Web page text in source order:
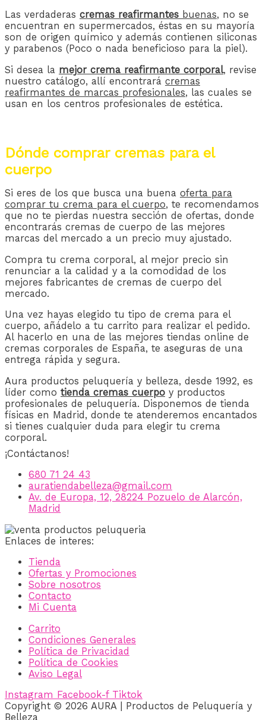
Las verdaderas cremas reafirmantes buenas, no se
encuentran en supermercados, éstas en su mayoría
son de origen químico y además contienen siliconas
y parabenos (Poco o nada beneficioso para la piel).
Si desea la mejor crema reafirmante corporal, revise
nuestro catálogo, allí encontrará cremas
reafirmantes de marcas profesionales, las cuales se
usan en los centros profesionales de estética.
Dónde comprar cremas para el
cuerpo
Si eres de los que busca una buena oferta para
comprar tu crema para el cuerpo, te recomendamos
que no te pierdas nuestra sección de ofertas, donde
encontrarás cremas de cuerpo de las mejores
marcas del mercado a un precio muy ajustado.
Compra tu crema corporal, al mejor precio sin
renunciar a la calidad y a la comodidad de los
mejores fabricantes de cremas de cuerpo del
mercado.
Una vez hayas elegido tu tipo de crema para el
cuerpo, añádelo a tu carrito para realizar el pedido.
Al hacerlo en una de las mejores tiendas online de
cremas corporales de España, te aseguras de una
entrega rápida y segura.
Aura productos peluquería y belleza, desde 1992, es
líder como tienda cremas cuerpo y productos
profesionales de peluquería. Disponemos de tienda
físicas en Madrid, donde te atenderemos encantados
si tienes cualquier duda para elegir tu crema
corporal.
¡Contáctanos!
680 71 24 43
auratiendabelleza@gmail.com
Av. de Europa, 12, 28224 Pozuelo de Alarcón,
Madrid
Enlaces de interes:
Tienda
Ofertas y Promociones
Sobre nosotros
Contacto
Mi Cuenta
Carrito
Condiciones Generales
Política de Privacidad
Política de Cookies
Aviso Legal
Instagram Facebook-f Tiktok
Copyright © 2026 AURA | Productos de Peluquería y
Belleza